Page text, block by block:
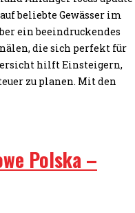
beliebte Gewässer im
ein beeindruckendes
die sich perfekt für
hilft Einsteigern,
zu planen. Mit den
Polska –